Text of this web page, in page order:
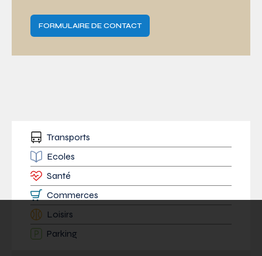
FORMULAIRE DE CONTACT
Transports
Ecoles
Santé
Commerces
Loisirs
Parking